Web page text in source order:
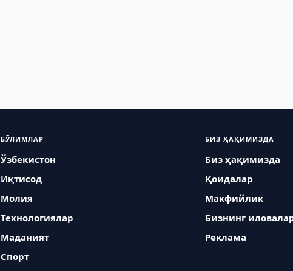
БЎЛИМЛАР
Ўзбекистон
Иқтисод
Молия
Технологиялар
Маданият
Спорт
БИЗ ҲАҚИМИЗДА
Биз ҳақимизда
Қоидалар
Макфийлик
Бизнинг
Реклама